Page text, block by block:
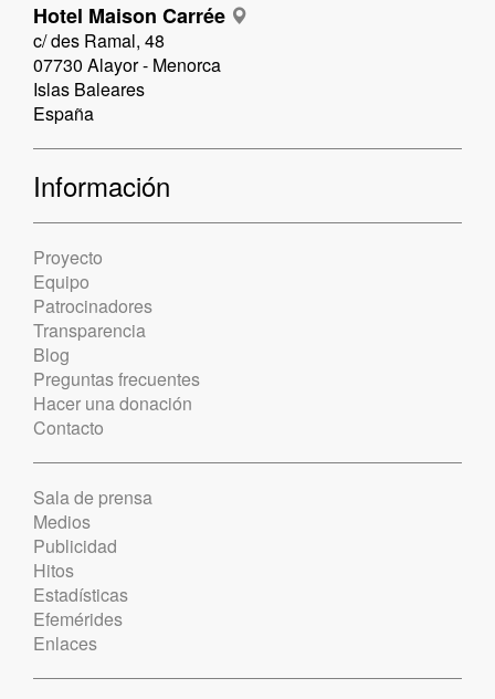
Hotel Maison Carrée
c/ des Ramal, 48
07730 Alayor - Menorca
Islas Baleares
España
Información
Proyecto
Equipo
Patrocinadores
Transparencia
Blog
Preguntas frecuentes
Hacer una donación
Contacto
Sala de prensa
Medios
Publicidad
Hitos
Estadísticas
Efemérides
Enlaces